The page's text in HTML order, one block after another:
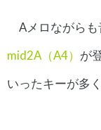
Aメロながらも
mid2A（A4） が
いったキーが多